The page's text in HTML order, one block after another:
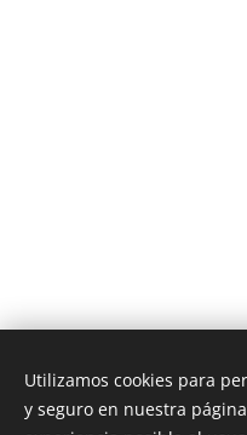
Utilizamos cookies para
y seguro en nuestra